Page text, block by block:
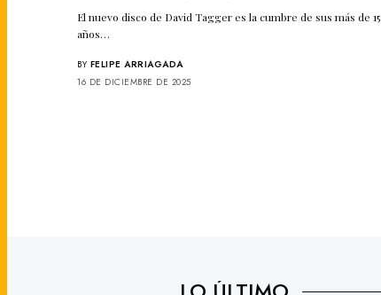
El nuevo disco de David Tagger es la cumbre de sus más de 15
años…
BY FELIPE ARRIAGADA
16 DE DICIEMBRE DE 2025